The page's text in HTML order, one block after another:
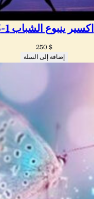
اكسير ينبوع الشباب 1-5
250 $
إضافة إلى السلة